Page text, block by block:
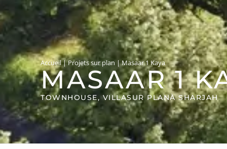
Accueil|Projets sur plan |Masaar 1 Kaya
MASAAR 1
TOWNHOUSE, VILLASUR PLANÀ SHARJAH